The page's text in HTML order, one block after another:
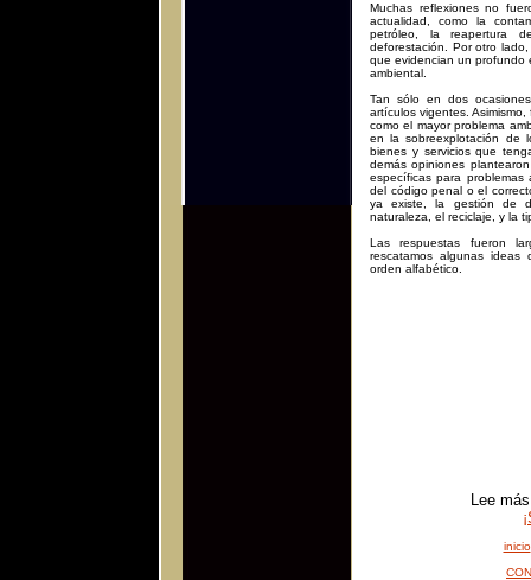
Muchas reflexiones no
actualidad, como la
petróleo, la reapertura
deforestación. Por otro
que evidencian un profundo
ambiental.
Tan sólo en dos
artículos vigentes.
como el mayor problema
en la sobreexplotación de
bienes y servicios que
demás opiniones
específicas para problemas
del código penal o el
ya existe, la gestión de
naturaleza, el reciclaje, y la
Las respuestas fueron
rescatamos algunas
orden alfabético.
Lee
inicio